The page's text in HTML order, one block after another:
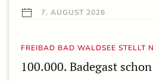
7. AUGUST 2026
FREIBAD BAD WALDSEE STELLT
100.000. Badegast